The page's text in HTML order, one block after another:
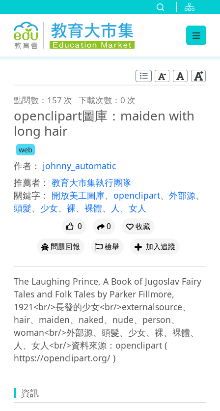
點閱數：157 次 下載次數：0 次
openclipart圖庫：maiden with
long hair
web
作者： johnny_automatic
推薦者： 教育大市集執行團隊
關鍵字： 開放美工圖庫、 openclipart、 外部源、
頭髮、 少女、 裸、 裸體、 人 、 女人
0 0
收藏
問題回報
檢舉 加入追蹤
The Laughing Prince, A Book of Jugoslav Fairy
Tales and Folk Tales by Parker Fillmore,
1921<br/>長發的少女<br/>externalsource、
hair、maiden、naked、nude、person、
woman<br/>外部源、頭髮、少女、裸、裸體、
人、女人<br/>資料來源：openclipart (
資訊